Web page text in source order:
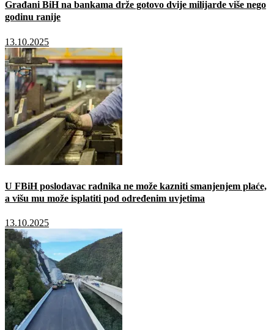
Građani BiH na bankama drže gotovo dvije milijarde više nego
godinu ranije
13.10.2025
U FBiH poslodavac radnika ne može kazniti smanjenjem plaće,
a višu mu može isplatiti pod određenim uvjetima
13.10.2025